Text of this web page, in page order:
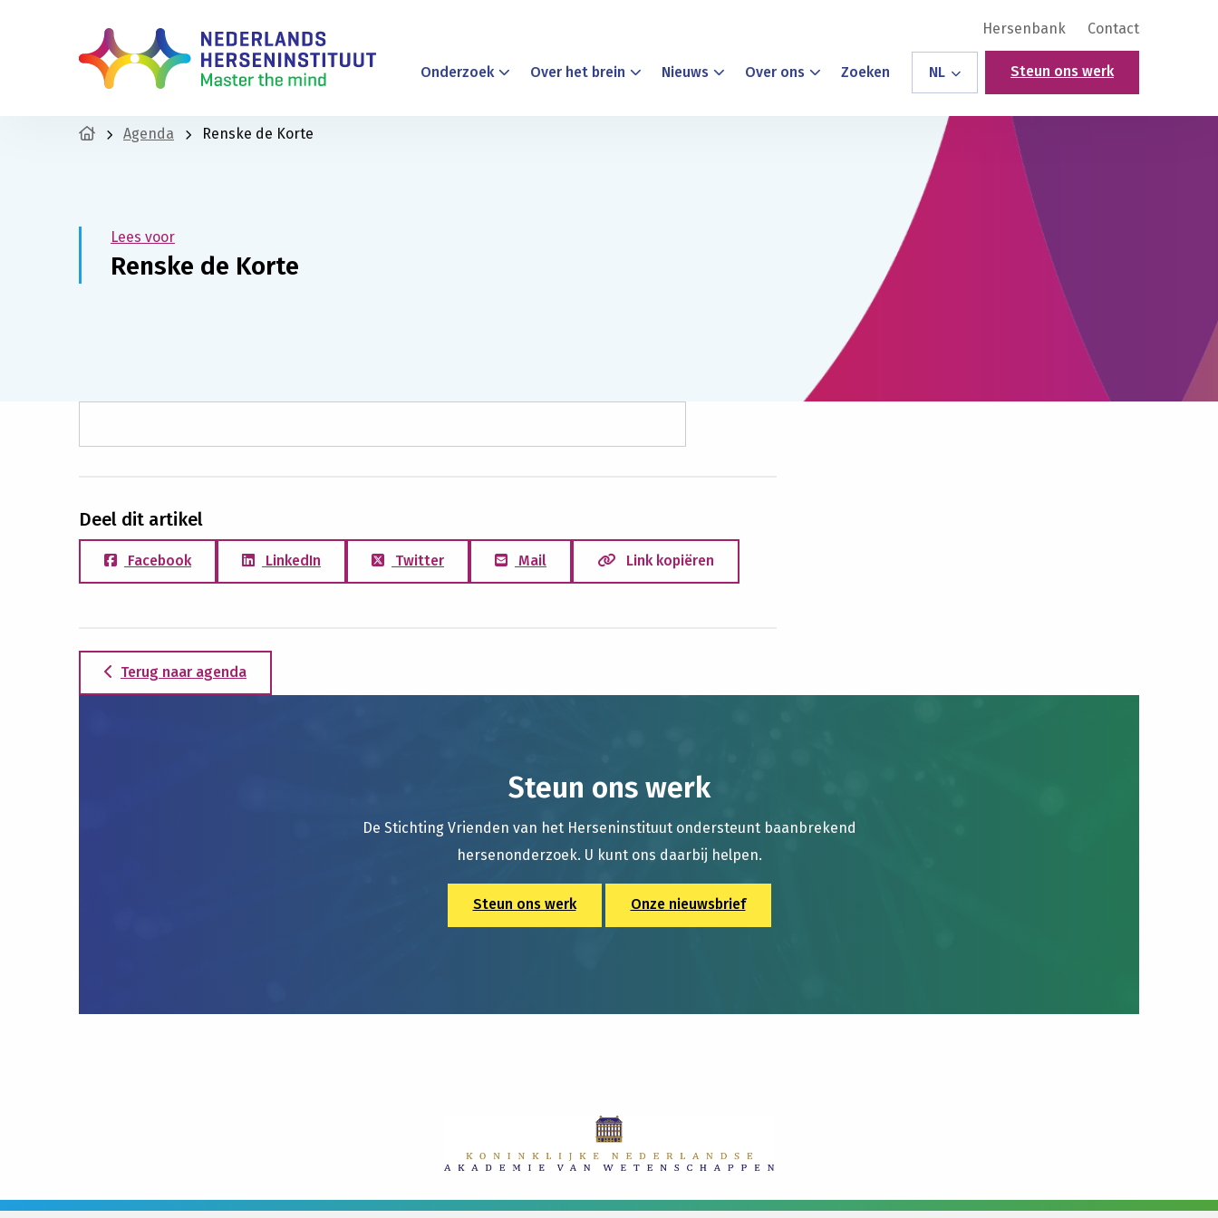
Hersenbank Contact
Onderzoek Over het brein Nieuws Over ons Zoeken NL Steun ons werk
Agenda Renske de Korte
Lees voor
Renske de Korte
Deel dit artikel
Facebook LinkedIn Twitter Mail Link kopiëren
Terug naar agenda
Steun ons werk
De Stichting Vrienden van het Herseninstituut ondersteunt baanbrekend
hersenonderzoek. U kunt ons daarbij helpen.
Steun ons werk Onze nieuwsbrief